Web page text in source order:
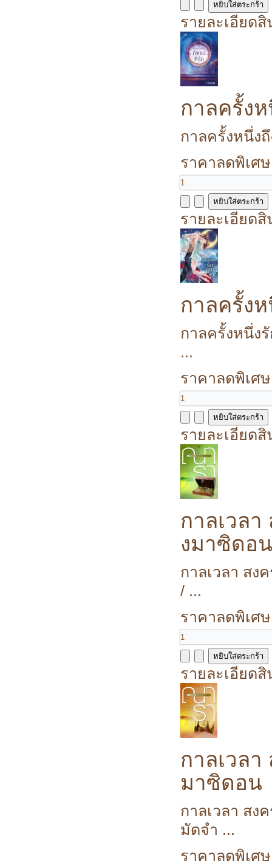
รายละเอียด
กาลครั้ง
กาลครั้งหนึ่ง
ราคาลดพิเศ
รายละเอียด
กาลครั้ง
กาลครั้งหนึ่ง
...
ราคาลดพิเศ
รายละเอียด
กาลเวล
งมาซิดอน
กาลเวลา สง
/ ...
ราคาลดพิเศ
รายละเอียด
กาลเวล
มาซิดอน
กาลเวลา ส
มัดจำ ...
ราคาลดพิเศ